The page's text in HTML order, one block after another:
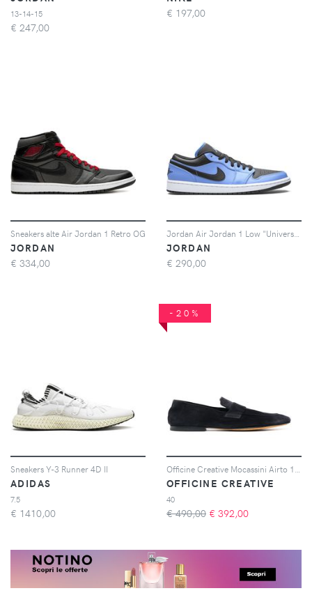
13-14-15
€ 247,00
€ 197,00
Sneakers alte Air Jordan 1 Retro OG
JORDAN
€ 334,00
JORDAN
€ 290,00
Sneakers Y-3 Runner 4D II
ADIDAS
7.5
€ 1410,00
-20%
OFFICINE CREATIVE
40
€ 490,00 € 392,00